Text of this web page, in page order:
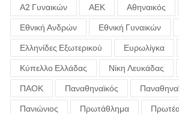
Α2 Γυναικών ΑΕΚ Αθηναικός
Εθνική Ανδρών Εθνική Γυναικών
Ελληνίδες Εξωτερικού Ευρωλίγκα
Κύπελλο Ελλάδας Νίκη Λευκάδας
ΠΑΟΚ Παναθηναϊκός
Πανιώνιος Πρωτάθλημα